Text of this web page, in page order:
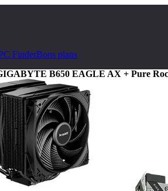
FinderBons plans
B650 EAGLE AX + Pure